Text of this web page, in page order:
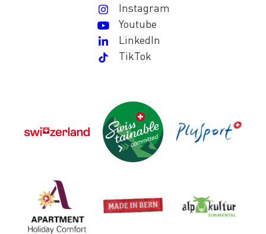
Instagram
Youtube
LinkedIn
TikTok